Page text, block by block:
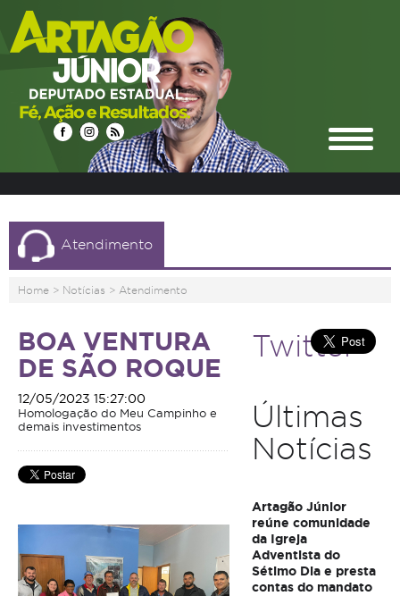
Atendimento
Home > Notícias > Atendimento
BOA VENTURA
DE SÃO ROQUE
12/05/2023 15:27:00
Homologação do Meu Campinho e
demais investimentos
Twitter
Últimas
Notícias
Artagão Júnior
reúne comunidade
da Igreja
Adventista do
Sétimo Dia e presta
contas do mandato